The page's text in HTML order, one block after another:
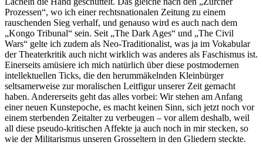
Prozessen“, wo ich einer rechtsnationalen Zeitung zu einem
rauschenden Sieg verhalf, und genauso wird es auch nach dem
„Kongo Tribunal“ sein. Seit „The Dark Ages“ und „The Civil
Wars“ gelte ich zudem als Neo-Traditionalist, was ja im Vokabular
der Theaterkritik auch nicht wirklich was anderes als Faschismus ist.
Einerseits amüsiere ich mich natürlich über diese postmodernen
intellektuellen Ticks, die den herummäkelnden Kleinbürger
seltsamerweise zur moralischen Leitfigur unserer Zeit gemacht
haben. Andererseits geht das alles vorbei: Wir stehen am Anfang
einer neuen Kunstepoche, es macht keinen Sinn, sich jetzt noch vor
einem sterbenden Zeitalter zu verbeugen – vor allem deshalb, weil
all diese pseudo-kritischen Affekte ja auch noch in mir stecken, so
wie der Militarismus unseren Grosseltern in den Gliedern steckte.